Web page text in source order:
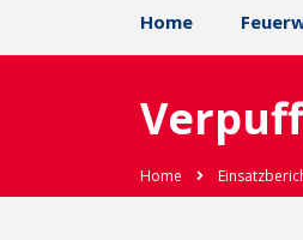
Home
Home